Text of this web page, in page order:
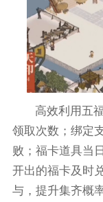
高效利用五
领取次数；绑定
败；福卡道具当
开出的福卡及时
与，提升集齐概